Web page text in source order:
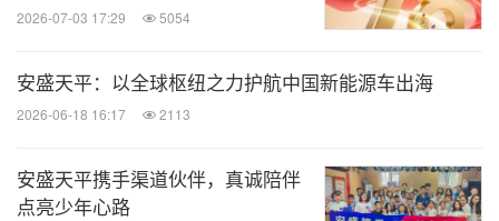
2026-07-03 17:29 5054
安盛天平：以全球枢纽之力护航中国新能源车出海
2026-06-18 16:17 2113
安盛天平携手渠道伙伴，真诚陪伴
点亮少年心路